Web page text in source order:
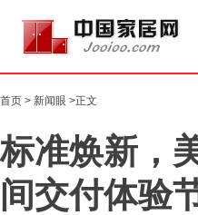
首页 > 新闻眼 >正文
标准焕新，
间交付体验